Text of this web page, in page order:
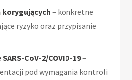
korygujących – konkretne
ryzyko oraz przypisanie
CoV-2/COVID-19–
pod wymagania kontroli